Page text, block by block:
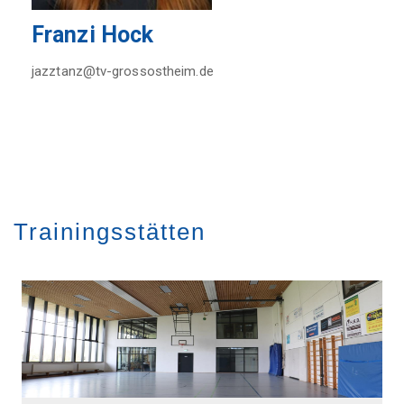
Franzi Hock
jazztanz@tv-grossostheim.de
Trainingsstätten
Image